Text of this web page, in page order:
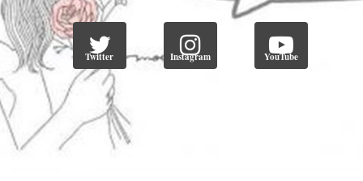
Twitter Instagram YouTube